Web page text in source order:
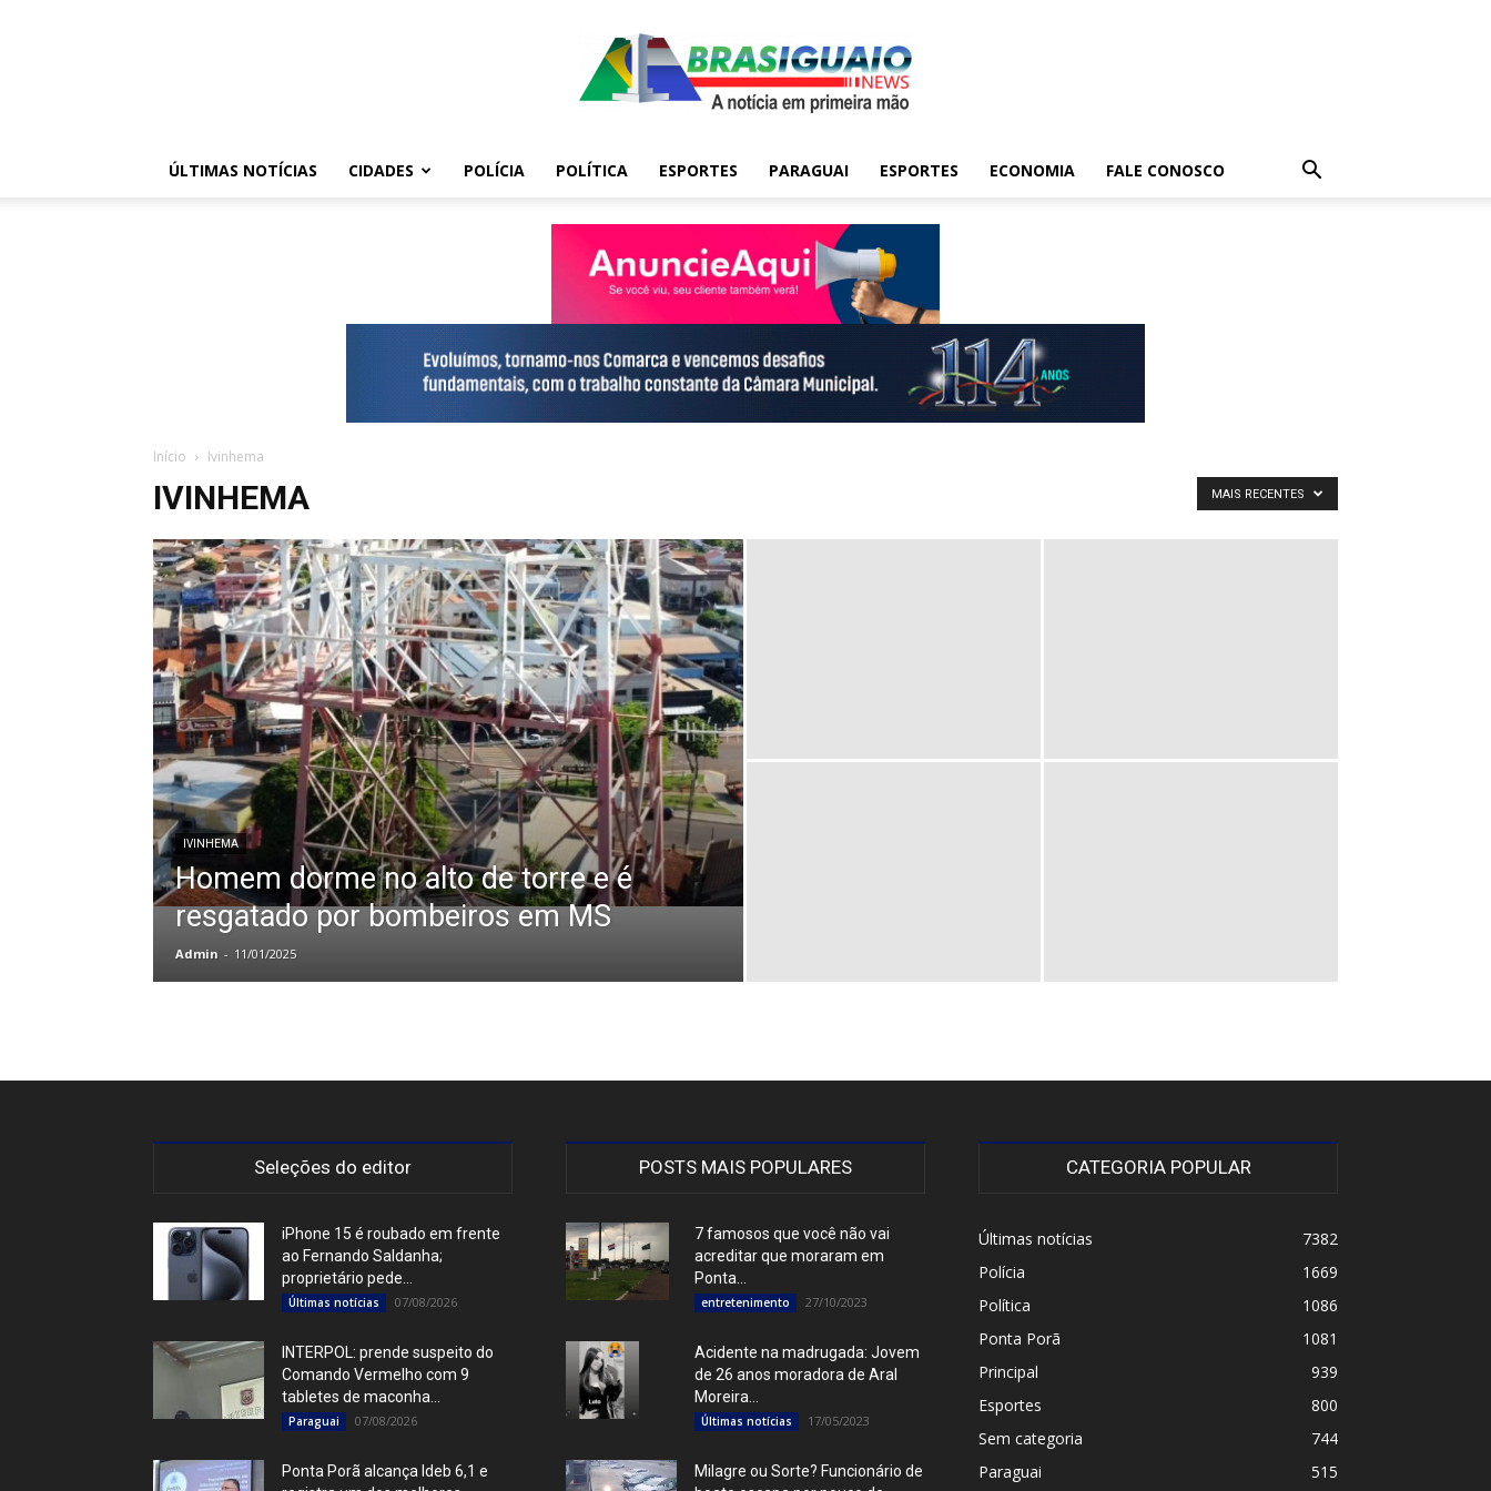
ÚLTIMAS NOTÍCIAS CIDADES POLÍCIA POLÍTICA ESPORTES PARAGUAI ESPORTES ECONOMIA FALE CONOSCO
Início Ivinhema
IVINHEMA MAIS RECENTES
IVINHEMA
Homem dorme no alto de torre e é
resgatado por bombeiros em MS
Admin - 11/01/2025
Seleções do editor
iPhone 15 é roubado em frente
ao Fernando Saldanha;
proprietário pede...
Últimas notícias 07/08/2026
INTERPOL: prende suspeito do
Comando Vermelho com 9
tabletes de maconha...
Paraguai 07/08/2026
Ponta Porã alcança Ideb 6,1 e
POSTS MAIS POPULARES
7 famosos que você não vai
acreditar que moraram em
Ponta...
entretenimento 27/10/2023
Acidente na madrugada: Jovem
de 26 anos moradora de Aral
Moreira...
Últimas notícias 17/05/2023
Milagre ou Sorte? Funcionário de
CATEGORIA POPULAR
Últimas notícias
7382
Polícia
1669
Política
1086
Ponta Porã
1081
Principal
939
Esportes
800
Sem categoria
744
Paraguai
515